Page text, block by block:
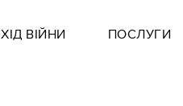
ХІД ВІЙНИ ПОСЛУГИ